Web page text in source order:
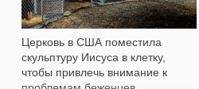
Церковь в США поместила
скульптуру Иисуса в клетку,
чтобы привлечь внимание к